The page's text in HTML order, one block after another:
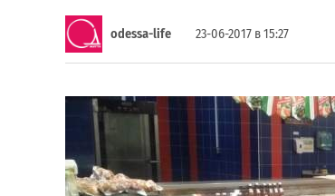
odessa-life 23-06-2017 в 15:27